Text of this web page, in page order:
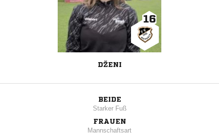
16
DŽENI
BEIDE
Starker Fuß
FRAUEN
Mannschaftsart